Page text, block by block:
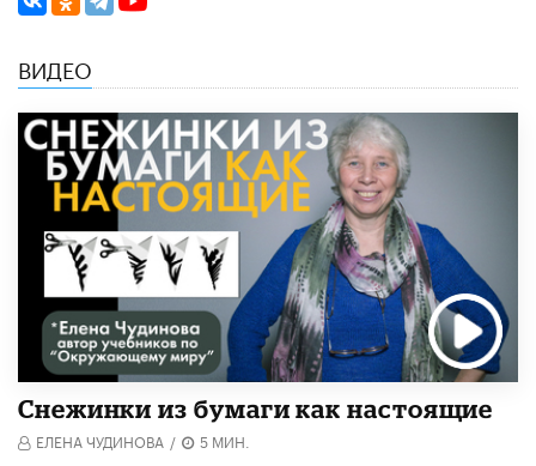
ВИДЕО
Снежинки из бумаги как настоящие
ЕЛЕНА ЧУДИНОВА / 5 МИН.